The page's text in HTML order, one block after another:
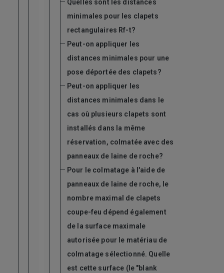
Quelles sont les distances
minimales pour les clapets
rectangulaires Rf-t?
Peut-on appliquer les
distances minimales pour une
pose déportée des clapets?
Peut-on appliquer les
distances minimales dans le
cas où plusieurs clapets sont
installés dans la même
réservation, colmatée avec des
panneaux de laine de roche?
Pour le colmatage à l'aide de
panneaux de laine de roche, le
nombre maximal de clapets
coupe-feu dépend également
de la surface maximale
autorisée pour le matériau de
colmatage sélectionné. Quelle
est cette surface (le "blank